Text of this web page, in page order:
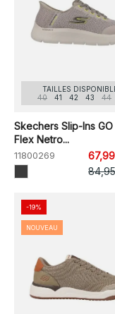
TAILLES
40
41 42 43 44
Skechers Slip-Ins GO
Flex Netro...
11800269
-19%
NOUVEAU